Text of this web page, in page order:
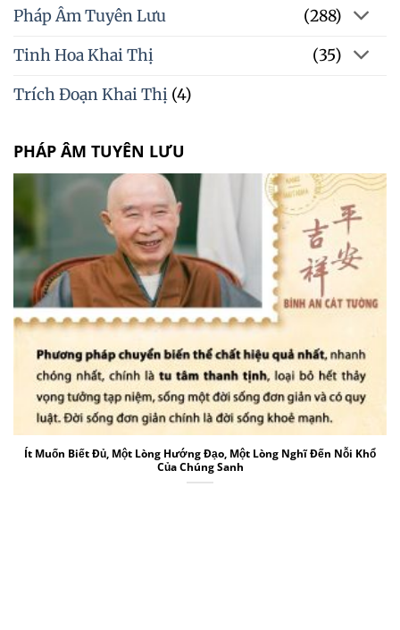
Pháp Âm Tuyên Lưu
(288)
Tinh Hoa Khai Thị
(35)
Trích Đoạn Khai Thị (4)
PHÁP ÂM TUYÊN LƯU
Ít Muốn Biết Đủ, Một Lòng Hướng Đạo, Một Lòng Nghĩ Đến Nỗi Khổ
Của Chúng Sanh